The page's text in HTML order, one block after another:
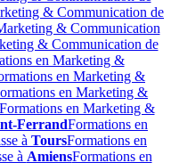
& Communication de
& Communication
& Communication de
en Marketing &
en Marketing &
en Marketing &
en Marketing &
FerrandFormations en
à ToursFormations en
à AmiensFormations en